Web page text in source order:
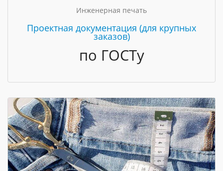
Инженерная печать
Проектная документация (для крупных
заказов)
по ГОСТу